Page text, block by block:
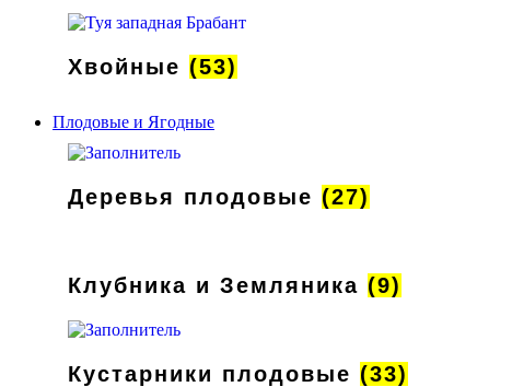
Хвойные (53)
Плодовые и Ягодные
Деревья плодовые (27)
Клубника и Земляника (9)
Кустарники плодовые (33)